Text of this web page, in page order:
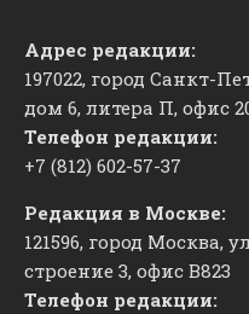
Адрес редакции:
197022, город Санкт-
дом 6, литера П, офис
Телефон редакции:
+7 (812) 602-57-37
Редакция в Москве:
121596, город Москва,
строение 3, офис ​В823
Телефон редакции: